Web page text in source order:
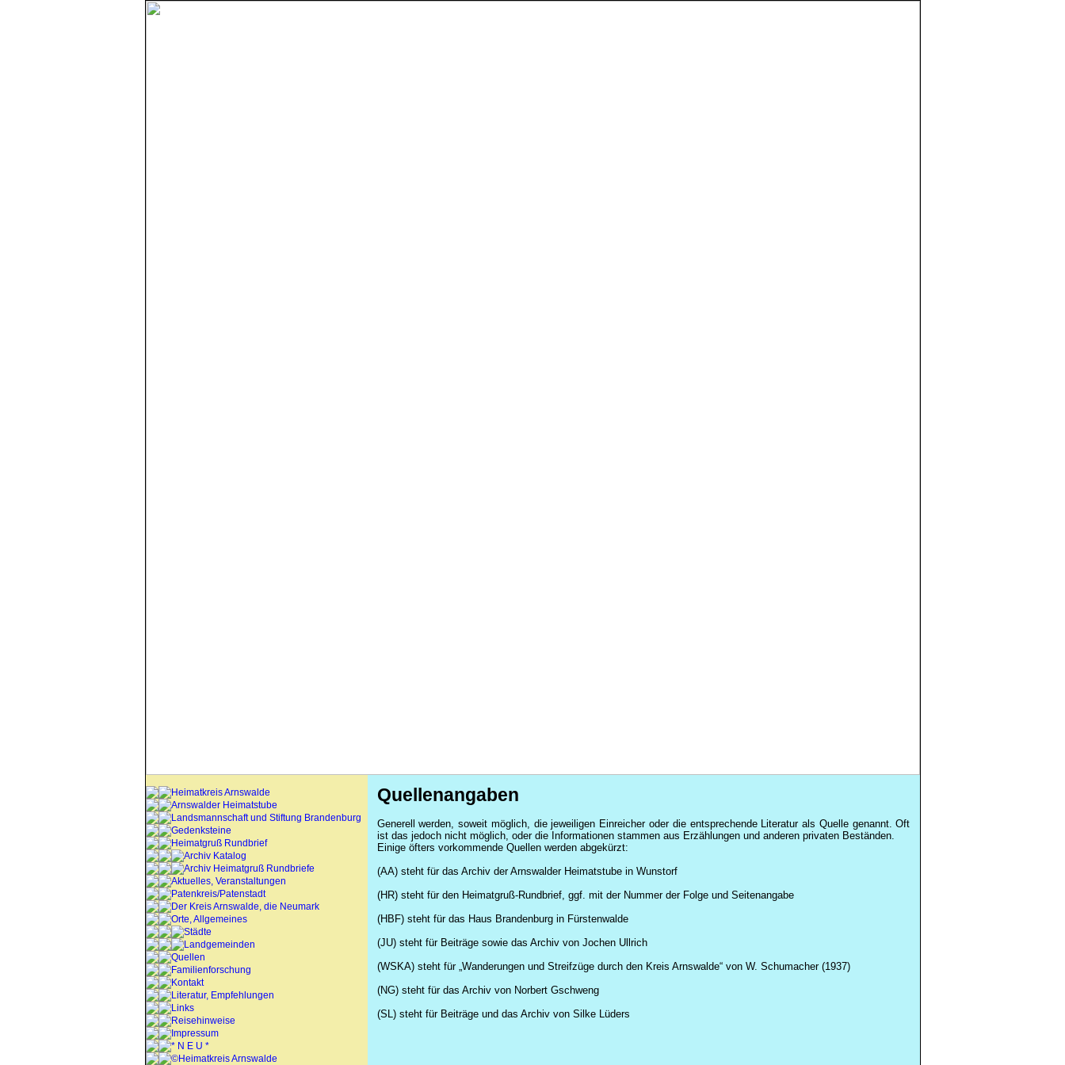
Heimatkreis Arnswalde
Arnswalder Heimatstube
Landsmannschaft und Stiftung Brandenburg
Gedenksteine
Heimatgruß Rundbrief
Archiv Katalog
Archiv Heimatgruß Rundbriefe
Aktuelles, Veranstaltungen
Patenkreis/Patenstadt
Der Kreis Arnswalde, die Neumark
Orte, Allgemeines
Städte
Landgemeinden
Quellen
Familienforschung
Kontakt
Literatur, Empfehlungen
Links
Reisehinweise
Impressum
* N E U *
©Heimatkreis Arnswalde
Quellenangaben
Generell werden, soweit möglich, die jeweiligen Einreicher oder die entsprechende Literatur als Quelle genannt. Oft
ist das jedoch nicht möglich, oder die Informationen stammen aus Erzählungen und anderen privaten Beständen.
Einige öfters vorkommende Quellen werden abgekürzt:
(AA) steht für das Archiv der Arnswalder Heimatstube in Wunstorf
(HR) steht für den Heimatgruß-Rundbrief, ggf. mit der Nummer der Folge und Seitenangabe
(HBF) steht für das Haus Brandenburg in Fürstenwalde
(JU) steht für Beiträge sowie das Archiv von Jochen Ullrich
(WSKA) steht für „Wanderungen und Streifzüge durch den Kreis Arnswalde“ von W. Schumacher (1937)
(NG) steht für das Archiv von Norbert Gschweng
(SL) steht für Beiträge und das Archiv von Silke Lüders